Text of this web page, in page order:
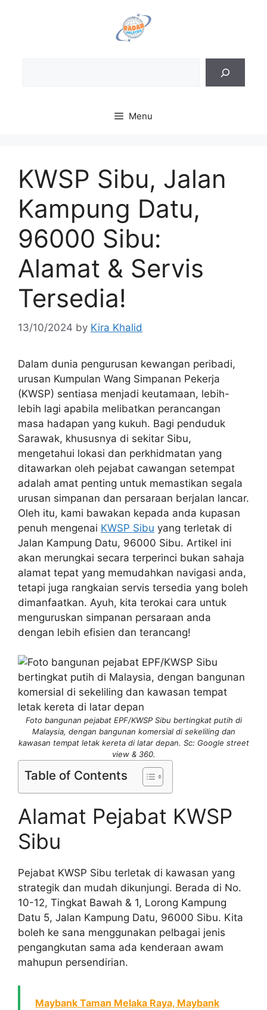
Menu
KWSP Sibu, Jalan
Kampung Datu,
96000 Sibu:
Alamat & Servis
Tersedia!
13/10/2024 by Kira Khalid
Dalam dunia pengurusan kewangan peribadi,
urusan Kumpulan Wang Simpanan Pekerja
(KWSP) sentiasa menjadi keutamaan, lebih-
lebih lagi apabila melibatkan perancangan
masa hadapan yang kukuh. Bagi penduduk
Sarawak, khususnya di sekitar Sibu,
mengetahui lokasi dan perkhidmatan yang
ditawarkan oleh pejabat cawangan setempat
adalah amat penting untuk memastikan segala
urusan simpanan dan persaraan berjalan lancar.
Oleh itu, kami bawakan kepada anda kupasan
penuh mengenai KWSP Sibu yang terletak di
Jalan Kampung Datu, 96000 Sibu. Artikel ini
akan merungkai secara terperinci bukan sahaja
alamat tepat yang memudahkan navigasi anda,
tetapi juga rangkaian servis tersedia yang boleh
dimanfaatkan. Ayuh, kita terokai cara untuk
menguruskan simpanan persaraan anda
dengan lebih efisien dan terancang!
Foto bangunan pejabat EPF/KWSP Sibu bertingkat putih di
Malaysia, dengan bangunan komersial di sekeliling dan
kawasan tempat letak kereta di latar depan. Sc: Google street
view & 360.
Table of Contents
Alamat Pejabat KWSP
Sibu
Pejabat KWSP Sibu terletak di kawasan yang
strategik dan mudah dikunjungi. Berada di No.
10-12, Tingkat Bawah & 1, Lorong Kampung
Datu 5, Jalan Kampung Datu, 96000 Sibu. Kita
boleh ke sana menggunakan pelbagai jenis
pengangkutan sama ada kenderaan awam
mahupun persendirian.
Maybank Taman Melaka Raya, Maybank